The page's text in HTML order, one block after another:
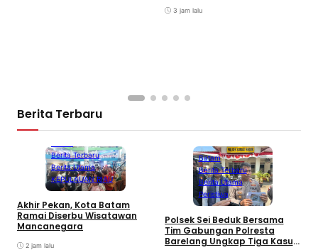
3 jam lalu
Berita Terbaru
Berita Terbaru
Berita Utama
KEPULAUAN RIAU
Akhir Pekan, Kota Batam
Ramai Diserbu Wisatawan
Mancanegara
2 jam lalu
Batam
Berita Terbaru
Berita Utama
Peristiwa
Polsek Sei Beduk Bersama
Tim Gabungan Polresta
Barelang Ungkap Tiga Kasus